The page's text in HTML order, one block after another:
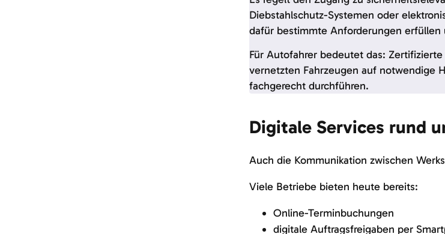
Diebstahlschutz-Systemen oder
dafür bestimmte Anforderungen erfüllen
Für Autofahrer bedeutet das:
vernetzten Fahrzeugen auf notwendige
fachgerecht durchführen.
Digitale Services rund
Auch die Kommunikation zwischen
Viele Betriebe bieten heute bereits:
Online-Terminbuchungen
digitale Auftragsfreigaben per